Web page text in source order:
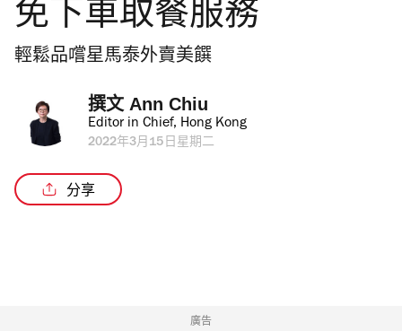
免下車取餐服務
輕鬆品嚐星馬泰外賣美饌
撰文 Ann Chiu
Editor in Chief, Hong Kong
2022年3月15日星期二
分享
廣告